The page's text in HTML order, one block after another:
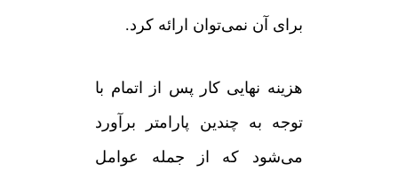
برای آن نمی‌توان ارائه کرد.
هزینه نهایی کار پس از اتمام با
توجه به چندین پارامتر برآورد
می‌شود که از جمله عوامل